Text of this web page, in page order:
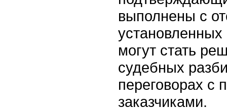
выполнены с
могут стать
судебных
переговорах с
заказчиками.